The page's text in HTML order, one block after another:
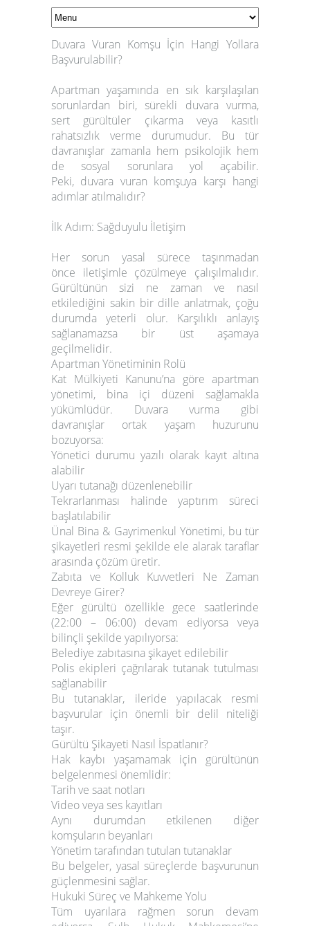
Duvara Vuran Komşu İçin Hangi Yollara
Başvurulabilir?
Apartman yaşamında en sık karşılaşılan
sorunlardan biri, sürekli duvara vurma,
sert gürültüler çıkarma veya kasıtlı
rahatsızlık verme durumudur. Bu tür
davranışlar zamanla hem psikolojik hem
de sosyal sorunlara yol açabilir.
Peki, duvara vuran komşuya karşı hangi
adımlar atılmalıdır?
İlk Adım: Sağduyulu İletişim
Her sorun yasal sürece taşınmadan
önce iletişimle çözülmeye çalışılmalıdır.
Gürültünün sizi ne zaman ve nasıl
etkilediğini sakin bir dille anlatmak, çoğu
durumda yeterli olur. Karşılıklı anlayış
sağlanamazsa bir üst aşamaya
geçilmelidir.
Apartman Yönetiminin Rolü
Kat Mülkiyeti Kanunu’na göre apartman
yönetimi, bina içi düzeni sağlamakla
yükümlüdür. Duvara vurma gibi
davranışlar ortak yaşam huzurunu
bozuyorsa:
Yönetici durumu yazılı olarak kayıt altına
alabilir
Uyarı tutanağı düzenlenebilir
Tekrarlanması halinde yaptırım süreci
başlatılabilir
Ünal Bina & Gayrimenkul Yönetimi, bu tür
şikayetleri resmi şekilde ele alarak taraflar
arasında çözüm üretir.
Zabıta ve Kolluk Kuvvetleri Ne Zaman
Devreye Girer?
Eğer gürültü özellikle gece saatlerinde
(22:00 – 06:00) devam ediyorsa veya
bilinçli şekilde yapılıyorsa:
Belediye zabıtasına şikayet edilebilir
Polis ekipleri çağrılarak tutanak tutulması
sağlanabilir
Bu tutanaklar, ileride yapılacak resmi
başvurular için önemli bir delil niteliği
taşır.
Gürültü Şikayeti Nasıl İspatlanır?
Hak kaybı yaşamamak için gürültünün
belgelenmesi önemlidir:
Tarih ve saat notları
Video veya ses kayıtları
Aynı durumdan etkilenen diğer
komşuların beyanları
Yönetim tarafından tutulan tutanaklar
Bu belgeler, yasal süreçlerde başvurunun
güçlenmesini sağlar.
Hukuki Süreç ve Mahkeme Yolu
Tüm uyarılara rağmen sorun devam